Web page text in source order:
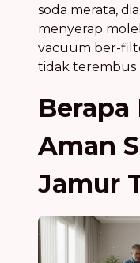
soda merata,
menyerap
vacuum ber-
tidak terembus
Berapa
Aman
Jamur